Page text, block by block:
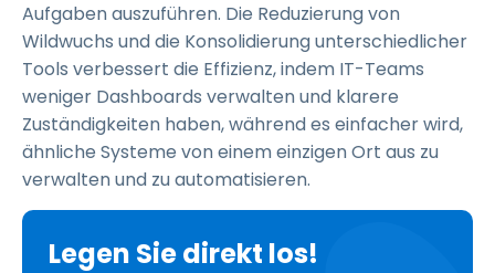
Aufgaben auszuführen. Die Reduzierung von
Wildwuchs und die Konsolidierung unterschiedlicher
Tools verbessert die Effizienz, indem IT-Teams
weniger Dashboards verwalten und klarere
Zuständigkeiten haben, während es einfacher wird,
ähnliche Systeme von einem einzigen Ort aus zu
verwalten und zu automatisieren.
Legen Sie direkt los!